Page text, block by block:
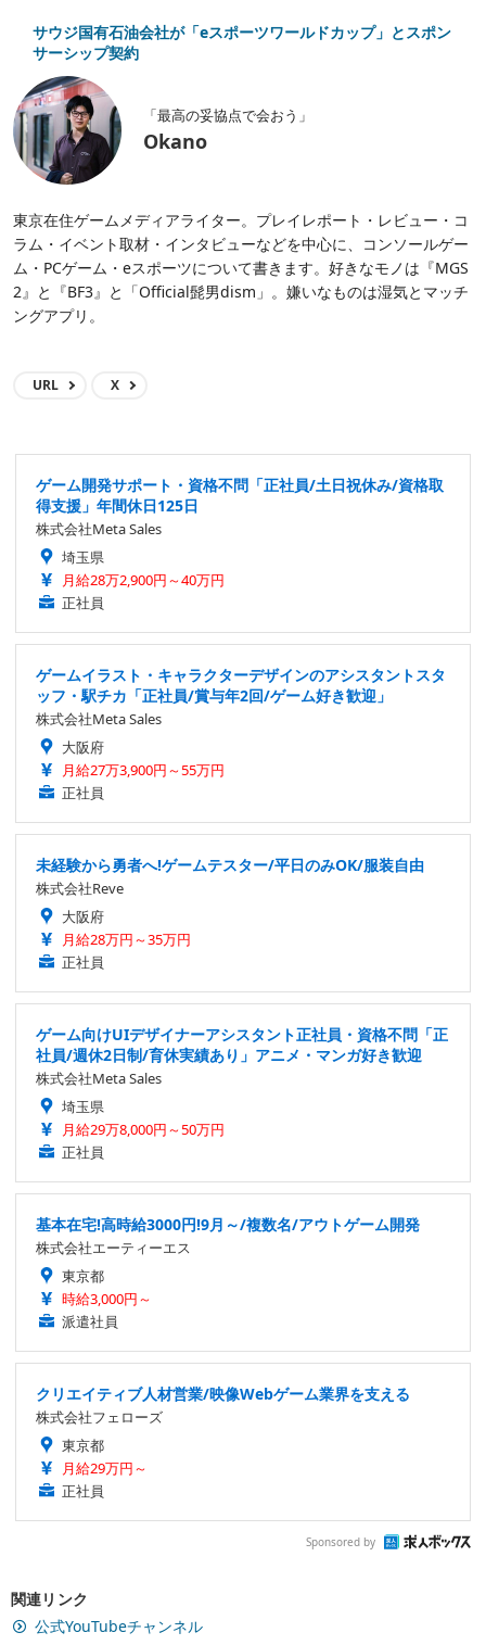
サウジ国有石油会社が「eスポーツワールドカップ」とスポン
サーシップ契約
「最高の妥協点で会おう」
Okano
東京在住ゲームメディアライター。プレイレポート・レビュー・コ
ラム・イベント取材・インタビューなどを中心に、コンソールゲー
ム・PCゲーム・eスポーツについて書きます。好きなモノは『MGS
2』と『BF3』と「Official髭男dism」。嫌いなものは湿気とマッチ
ングアプリ。
URL X
ゲーム開発サポート・資格不問「正社員/土日祝休み/資格取
得支援」年間休日125日
株式会社Meta Sales
埼玉県
月給28万2,900円～40万円
正社員
ゲームイラスト・キャラクターデザインのアシスタントスタ
ッフ・駅チカ「正社員/賞与年2回/ゲーム好き歓迎」
株式会社Meta Sales
大阪府
月給27万3,900円～55万円
正社員
未経験から勇者へ!ゲームテスター/平日のみOK/服装自由
株式会社Reve
大阪府
月給28万円～35万円
正社員
ゲーム向けUIデザイナーアシスタント正社員・資格不問「正
社員/週休2日制/育休実績あり」アニメ・マンガ好き歓迎
株式会社Meta Sales
埼玉県
月給29万8,000円～50万円
正社員
基本在宅!高時給3000円!9月～/複数名/アウトゲーム開発
株式会社エーティーエス
東京都
時給3,000円～
派遣社員
クリエイティブ人材営業/映像Webゲーム業界を支える
株式会社フェローズ
東京都
月給29万円～
正社員
Sponsored by
関連リンク
公式YouTubeチャンネル